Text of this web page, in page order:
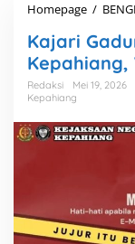
Homepage /
Kajari
Redaksi
Mei 19, 2026
Kepahiang